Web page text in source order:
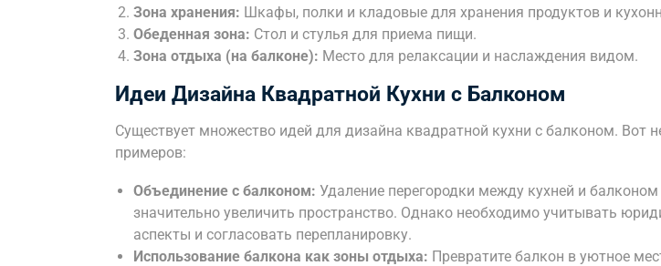
Зона хранения: Шкафы, полки и кладовые для хранения продуктов и
Обеденная зона: Стол и стулья для приема пищи.
Зона отдыха (на балконе): Место для релаксации и наслаждения видом.
Идеи Дизайна Квадратной Кухни с Балконом
Существует множество идей для дизайна квадратной кухни с балконом. Вот
примеров:
Объединение с балконом: Удаление перегородки между кухней и балконом
значительно увеличить пространство. Однако необходимо учитывать
аспекты и согласовать перепланировку.
Использование балкона как зоны отдыха: Превратите балкон в уютное